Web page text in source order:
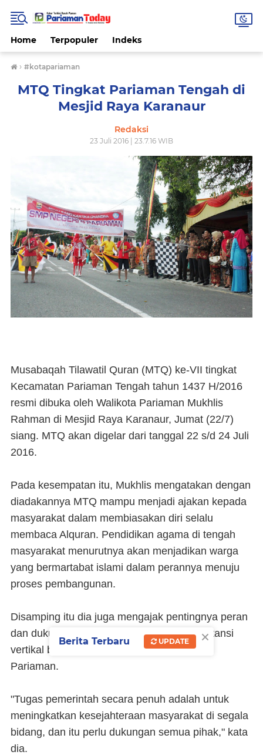
Home Terpopuler Indeks
› #kotapariaman
MTQ Tingkat Pariaman Tengah di
Mesjid Raya Karanaur
Redaksi
23 Juli 2016 | 23.7.16 WIB
Musabaqah Tilawatil Quran (MTQ) ke-VII tingkat
Kecamatan Pariaman Tengah tahun 1437 H/2016
resmi dibuka oleh Walikota Pariaman Mukhlis
Rahman di Mesjid Raya Karanaur, Jumat (22/7)
siang. MTQ akan digelar dari tanggal 22 s/d 24 Juli
2016.
Pada kesempatan itu, Mukhlis mengatakan dengan
diadakannya MTQ mampu menjadi ajakan kepada
masyarakat dalam membiasakan diri selalu
membaca Alquran. Pendidikan agama di tengah
masyarakat menurutnya akan menjadikan warga
yang bermartabat islami dalam perannya menuju
proses pembangunan.
Disamping itu dia juga mengajak pentingnya peran
dan dukungan seluruh stakeholdes dan instansi
vertikal bersama-sama dalam membangun
Pariaman.
"Tugas pemerintah secara penuh adalah untuk
meningkatkan kesejahteraan masyarakat di segala
bidang, dan itu perlu dukungan semua pihak," kata
dia.
×
Berita Terbaru UPDATE